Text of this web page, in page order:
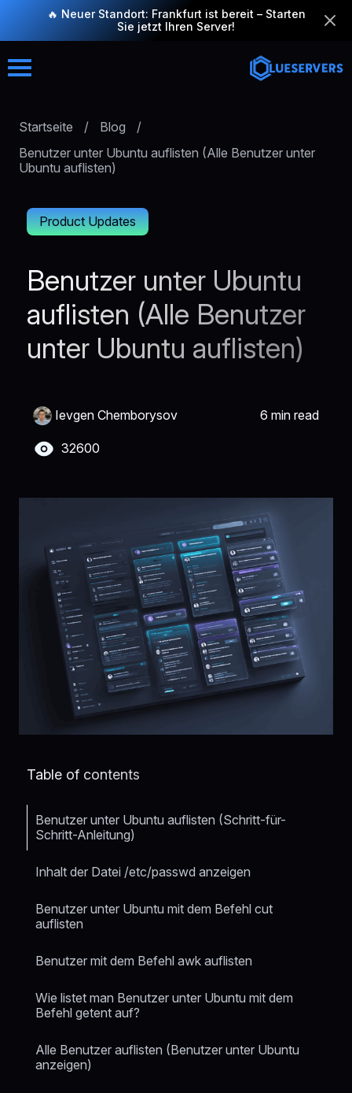
🔥 Neuer Standort: Frankfurt ist bereit – Starten
Sie jetzt Ihren Server!
Startseite / Blog
/
Benutzer unter Ubuntu auflisten (Alle Benutzer unter
Ubuntu auflisten)
Product Updates
Benutzer unter Ubuntu
auflisten (Alle Benutzer
unter Ubuntu auflisten)
6 min read
32600
Ievgen Chemborysov
Table of contents
Benutzer unter Ubuntu auflisten (Schritt-für-
Schritt-Anleitung)
Inhalt der Datei /etc/passwd anzeigen
Benutzer unter Ubuntu mit dem Befehl cut
auflisten
Benutzer mit dem Befehl awk auflisten
Wie listet man Benutzer unter Ubuntu mit dem
Befehl getent auf?
Alle Benutzer auflisten (Benutzer unter Ubuntu
anzeigen)